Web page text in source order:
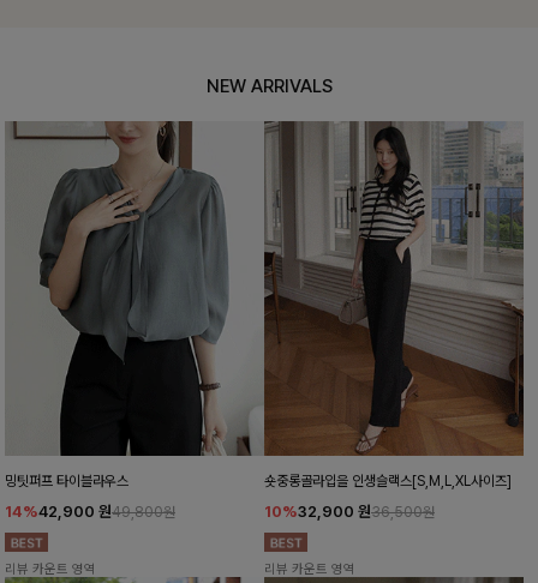
NEW ARRIVALS
밍팃퍼프 타이블라우스
14%42,900 원49,800원
리뷰 카운트 영역
숏중롱골라입을 인생슬랙스[S,M,L,XL사이즈]
10%32,900 원36,500원
리뷰 카운트 영역